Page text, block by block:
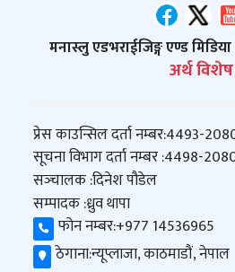
मनास्लु एडभराईजिङ्ग एण्ड मिडिया
अर्थ विशेष
प्रेस काउन्सिल दर्ता नम्बर:4493-
सूचना विभाग दर्ता नम्बर :4498-
सञ्‍चालक :दिनेश पौडेल
सम्पादक :ध्रुव थापा
फोन नम्बर:+977 14536965
ठेगाना:न्यूप्लाजा, काठमाडौं, नेपाल